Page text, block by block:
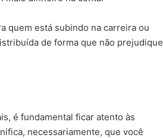
quem está subindo na carreira ou
de forma que não prejudique
é fundamental ficar atento às
necessariamente, que você